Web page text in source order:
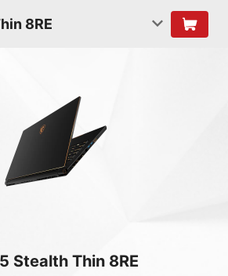
8RE
Stealth Thin 8RE